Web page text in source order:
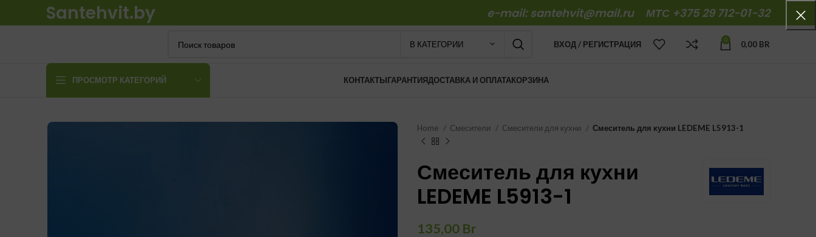
Santehvit.by e-mail: santehvit@mail.ru МТС +375 29 712-01-32
В КАТЕГОРИИ ВХОД / РЕГИСТРАЦИЯ 0 0,00 BR
ПРОСМОТР КАТЕГОРИЙ КОНТАКТЫГАРАНТИЯДОСТАВКА И ОПЛАТАКОРЗИНА
Home Смесители Смесители для кухни Смеситель для кухни LEDEME L5913-1
Смеситель для кухни
LEDEME L5913-1
135,00 Br